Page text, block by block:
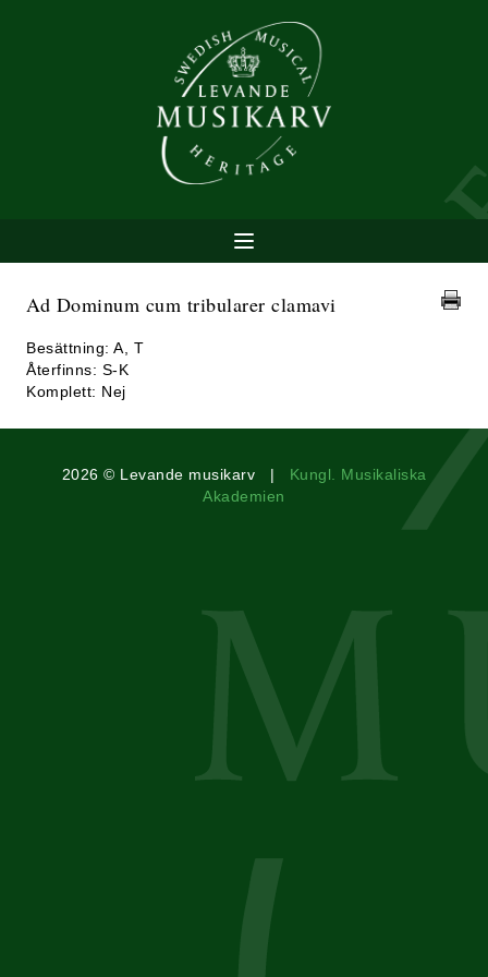
Ad Dominum cum tribularer clamavi
Besättning: A, T
Återfinns: S-K
Komplett: Nej
2026 © Levande musikarv | Kungl. Musikaliska
Akademien